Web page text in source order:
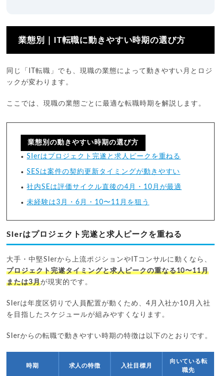
業態別｜IT転職に動きやすい時期の選び方
同じ「IT転職」でも、現職の業態によって動きやすい月とロジ
ックが変わります。
ここでは、現職の業態ごとに最適な転職時期を解説します。
業態別の動きやすい時期の選び方
SIerはプロジェクト完遂と求人ピークを重ねる
SESは案件の契約更新タイミングが動きやすい
社内SEは評価サイクル直後の4月・10月が最適
未経験は3月・6月・10〜11月を狙う
SIerはプロジェクト完遂と求人ピークを重ねる
大手・中堅SIerから上流ポジションやITコンサルに動くなら、
プロジェクト完遂タイミングと求人ピークの重なる10〜11月
または3月が現実的です。
SIerは年度区切りで人員配置が動くため、4月入社か10月入社
を目指したスケジュールが組みやすくなります。
SIerからの転職で動きやすい時期の特徴は以下のとおりです。
時期 求人の特徴 入社目標月
向いている転
職先